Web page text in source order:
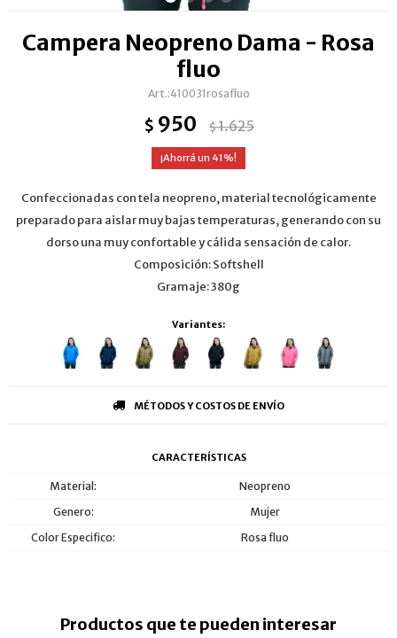
Campera Neopreno Dama - Rosa
fluo
410031rosafluo
$ 950 $1.625
41
Confeccionadas con tela neopreno, material tecnológicamente
preparado para aislar muy bajas temperaturas, generando con su
dorso una muy confortable y cálida sensación de calor.
Composición: Softshell
Gramaje: 380g
Variantes:
MÉTODOS Y COSTOS DE ENVÍO
CARACTERÍSTICAS
Material
Neopreno
Genero
Mujer
Color Especifico
Rosa fluo
Productos que te pueden interesar